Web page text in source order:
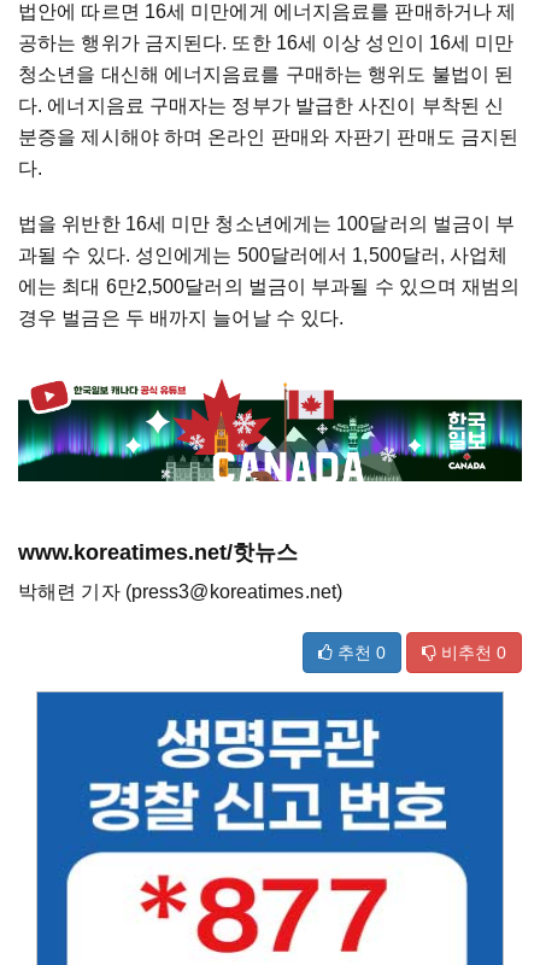
법안에 따르면 16세 미만에게 에너지음료를 판매하거나 제
공하는 행위가 금지된다. 또한 16세 이상 성인이 16세 미만
청소년을 대신해 에너지음료를 구매하는 행위도 불법이 된
다. 에너지음료 구매자는 정부가 발급한 사진이 부착된 신
분증을 제시해야 하며 온라인 판매와 자판기 판매도 금지된
다.
법을 위반한 16세 미만 청소년에게는 100달러의 벌금이 부
과될 수 있다. 성인에게는 500달러에서 1,500달러, 사업체
에는 최대 6만2,500달러의 벌금이 부과될 수 있으며 재범의
경우 벌금은 두 배까지 늘어날 수 있다.
www.koreatimes.net/핫뉴스
박해련 기자 (press3@koreatimes.net)
추천 0 비추천 0